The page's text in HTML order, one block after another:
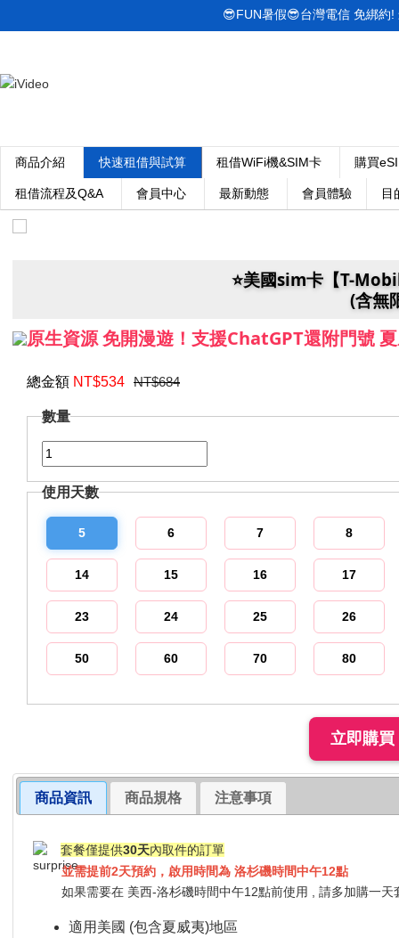
商品介紹 快速租借與試算 租借WiFi機&SIM卡 購買
租借流程及Q&A 會員中心 最新動態 會員體驗 目
😎FUN暑假😎台灣電信 免綁約
⭐️美國sim卡【T-
(含無
原生資源 免開漫遊！支援ChatGPT還附門號
總金額 NT$534 NT$684
數量
使用天數
5 6 7 8
14 15 16 17
23 24 25 26
50 60 70 80
商品資訊 商品規格 注意事項
套餐僅提供30天內取件的訂單
並需提前2天預約，啟用時間為 洛杉磯時間中午12點
如果需要在 美西-洛杉磯時間中午12點前使用 , 請多加購一天
適用美國 (包含夏威夷)地區